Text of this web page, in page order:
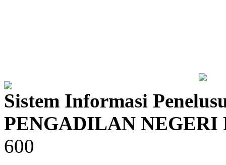
Sistem Informasi
PENGADILAN NEGERI
600